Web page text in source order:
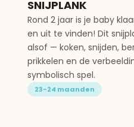
SNIJPLANK
Rond 2 jaar is je baby
en uit te vinden! Dit
alsof — koken, snijden,
prikkelen en de
symbolisch spel.
23-24 maanden